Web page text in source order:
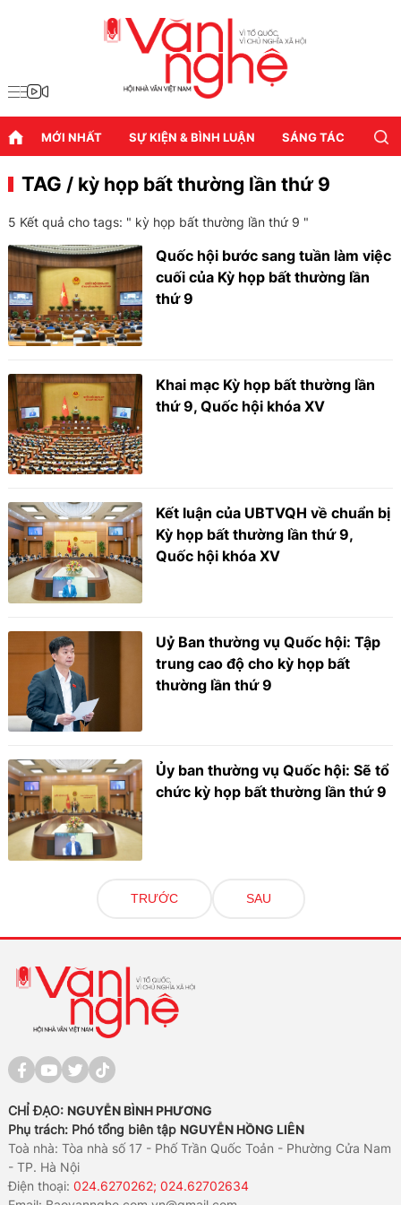
MỚI NHẤT SỰ KIỆN & BÌNH LUẬN SÁNG TÁC
TAG / kỳ họp bất thường lần thứ 9
5 Kết quả cho tags: " kỳ họp bất thường lần thứ 9 "
Quốc hội bước sang tuần làm việc
cuối của Kỳ họp bất thường lần
thứ 9
Khai mạc Kỳ họp bất thường lần
thứ 9, Quốc hội khóa XV
Kết luận của UBTVQH về chuẩn bị
Kỳ họp bất thường lần thứ 9,
Quốc hội khóa XV
Uỷ Ban thường vụ Quốc hội: Tập
trung cao độ cho kỳ họp bất
thường lần thứ 9
Ủy ban thường vụ Quốc hội: Sẽ tổ
chức kỳ họp bất thường lần thứ 9
TRƯỚC SAU
CHỈ ĐẠO: NGUYỄN BÌNH PHƯƠNG
Phụ trách: Phó tổng biên tập NGUYỄN HỒNG LIÊN
Toà nhà: Tòa nhà số 17 - Phố Trần Quốc Toản - Phường Cửa Nam
- TP. Hà Nội
Điện thoại:024.6270262; 024.62702634